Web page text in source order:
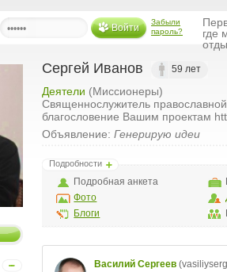
Войти
Забыли
пароль?
где
Сергей Иванов 59 лет
Деятели (Миссионеры)
Священнослужитель
благословение Вашим проектам
Объявление: Генерирую идеи
Подробности
Подробная анкета
Фото
Блоги